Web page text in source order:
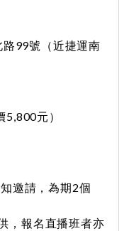
99號（近捷運南
元）
邀請，為期2個
，報名直播班者亦